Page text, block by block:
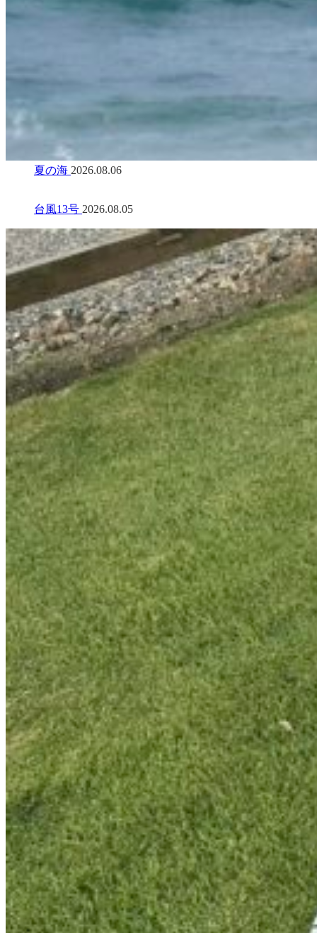
夏の海 2026.08.06
台風13号 2026.08.05